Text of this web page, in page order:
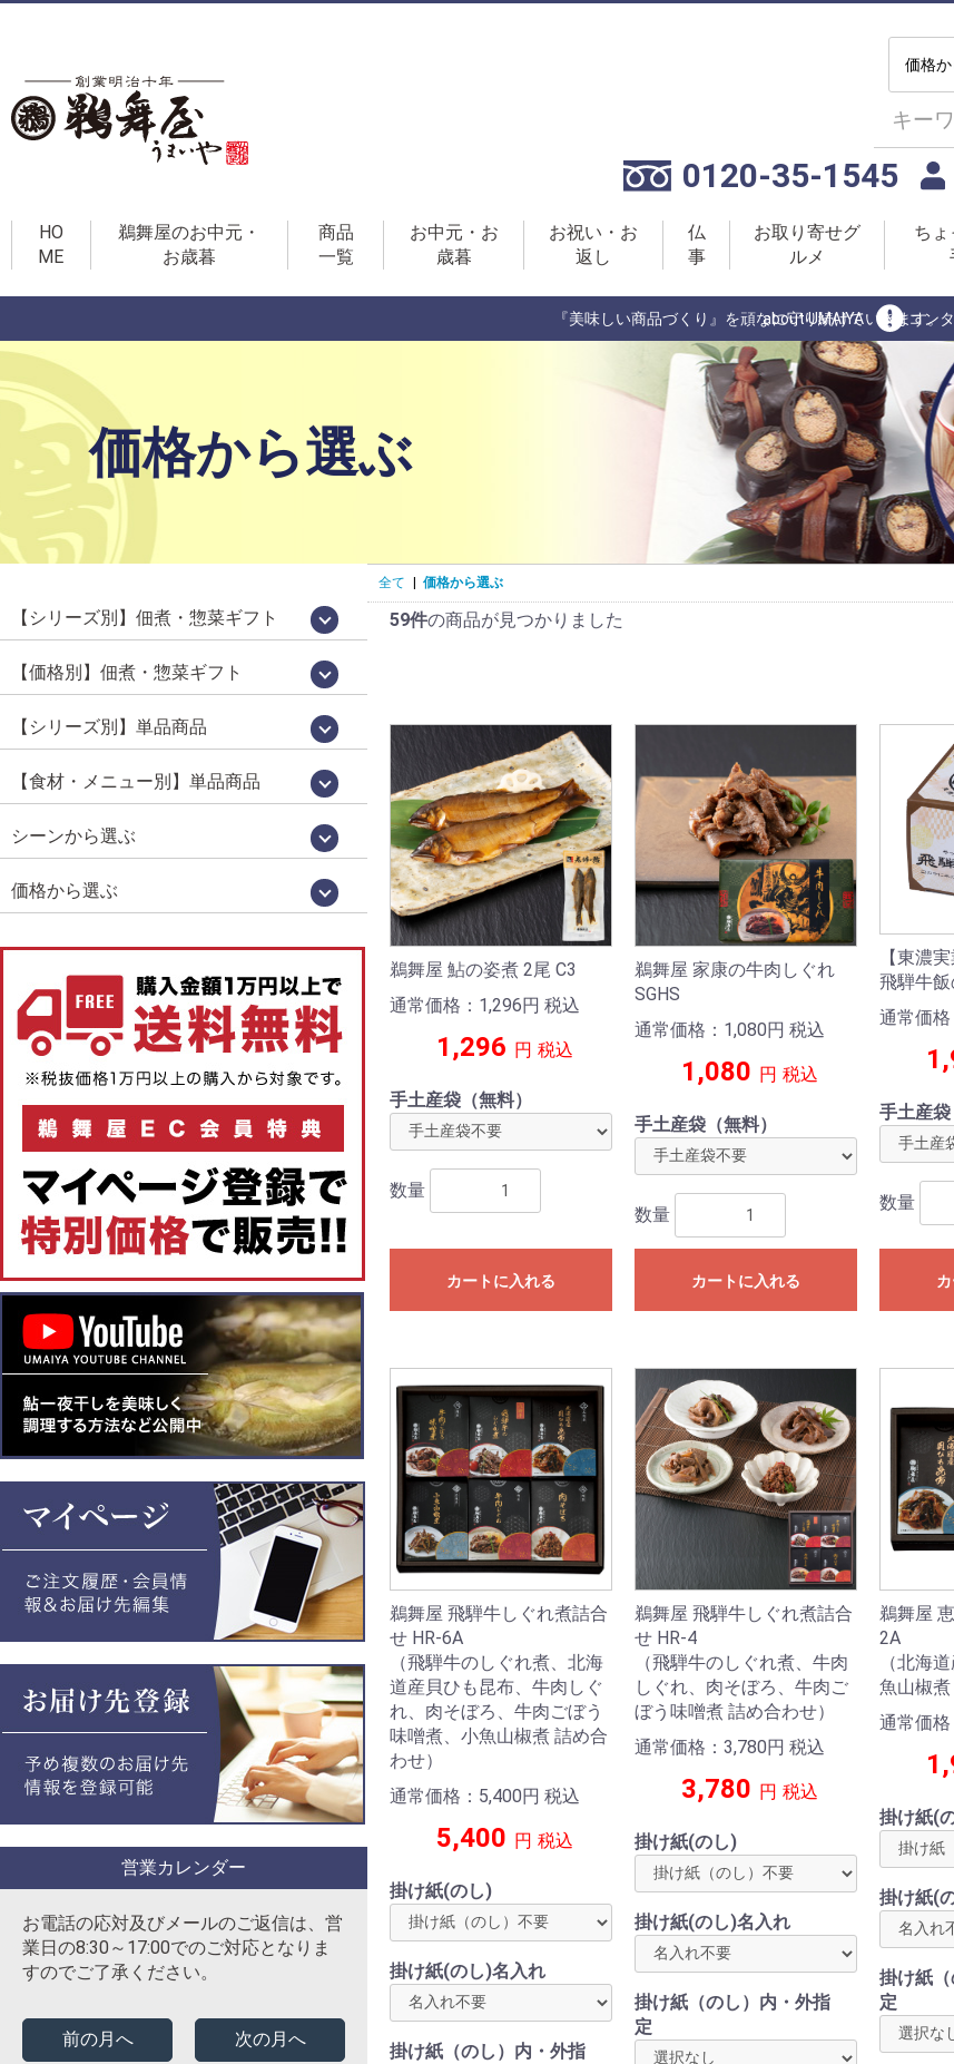
0120-35-1545
HO
ME
鵜舞屋のお中元・
お歳暮
商品
一覧
お中元・お
歳暮
お祝い・お
返し
仏
事
お取り寄せグ
ルメ
ち
『美味しい商品づくり』を頑なに守り続けていきます。
about UMAIYA コン
価格から選ぶ
全て 価格から選ぶ
59件の商品が見つかりました
鵜舞屋 鮎の姿煮 2尾 C3
通常価格：1,296円 税込
1,296 円 税込
手土産袋（無料）
数量
カートに入れる
鵜舞屋 家康の牛肉しぐれ
SGHS
通常価格：1,080円 税込
1,080 円 税込
手土産袋（無料）
数量
カートに入れる
【東濃
飛騨牛
通常価
手土産袋
数量
鵜舞屋 飛騨牛しぐれ煮詰合
せ HR-6A
（飛騨牛のしぐれ煮、北海
道産貝ひも昆布、牛肉しぐ
れ、肉そぼろ、牛肉ごぼう
味噌煮、小魚山椒煮 詰め合
わせ）
通常価格：5,400円 税込
5,400 円 税込
掛け紙(のし)
掛け紙(のし)名入れ
掛け紙（のし）内・外指
鵜舞屋 飛騨牛しぐれ煮詰合
せ HR-4
（飛騨牛のしぐれ煮、牛肉
しぐれ、肉そぼろ、牛肉ご
ぼう味噌煮 詰め合わせ）
通常価格：3,780円 税込
3,780 円 税込
掛け紙(のし)
掛け紙(のし)名入れ
掛け紙（のし）内・外指
定
鵜舞屋
2A
（北海
魚山椒煮
通常価
掛け紙(
掛け紙(
掛け紙
定
【シリーズ別】佃煮・惣菜ギフト
高級佃煮ギフト
国産佃煮・惣菜詰め合わせ[百貨店限定販
鵜舞屋昆布巻詰合せ[鵜舞屋のロングセラ
佃煮 味三昧[食べきりサイズの佃煮詰め
老舗の味物語[岐阜の美味いもの詰め合わ
佃煮・肉惣菜詰め合わせ
信長の郷[岐阜土産・武将パッケージ]
鮎昆布巻詰合せ
鮎一夜干し詰合せ
逸品惣菜
国産煮豚・煮鶏詰合せ
[明宝ハム×鵜舞屋]詰め合わせ
そうめん・佃煮詰め合わせ
カジュアルギフト「味あわせ」
岐阜土産
【価格別】佃煮・惣菜ギフト
【プチギフト】～2000円
【佃煮 惣菜 ギフト】～3000円
【佃煮 惣菜 ギフト】～3979円
【佃煮 惣菜 ギフト】3980円～
【佃煮 惣菜 ギフト】5000円～
【佃煮 惣菜 ギフト】7000円～
【佃煮 惣菜 ギフト】10000円～[送料無
【シリーズ別】単品商品
うるか・鮎一夜干しなど[老舗の鮎]
百貨店限定販売[国産シリーズ]
定番竿箱シリーズ
鵜舞屋伝統の味[老舗の惣菜]
箱入り単品惣菜
定番の佃煮[うまい屋のおつまみ]
食べきりおつまみ[うまつま]
佃煮屋の「煮豚」「煮鶏」[SDGs]
高校生が開発しました[産学連携商品]
WareesHalal認証取得品[ハラルキッチン
ヤマタカ醤油[月星]使用シリーズ
鮎昆布巻詰合せ
【夏季限定】スウィーツ
【食材・メニュー別】単品商品
珍味（鮎うるか・一夜干し・ふりかけ）
昆布巻き（鮎・にしん・さけ・子持ちあ
鮎（すがた煮・吟醸煮など）
小鮎やわらか煮・小鮎甘露煮
飛騨牛・牛肉
煮豚・煮鶏
佃煮
貝類（帆立・牡蠣）
炊き込みご飯の素
ハラール認証取得品
菓子・スイーツ
シーンから選ぶ
お中元・お歳暮
お祝い・お返し
仏事
お取り寄せグルメ
お手土産（カジュアルギフト）
おつまみ
価格から選ぶ
1,000円未満
1,000円～
2,000円～
3,000円～
4,000円～
5,000円以上
営業カレンダー
お電話の応対及びメールのご返信は、営
業日の8:30～17:00でのご対応となりま
すのでご了承ください。
前の月へ 次の月へ